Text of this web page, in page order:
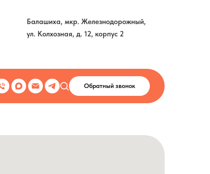
Балашиха, мкр. Железнодорожный,
ул. Колхозная, д. 12, корпус 2
Обратный звонок